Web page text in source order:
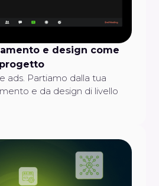
e design come
ads. Partiamo dalla tua
e da design di livello